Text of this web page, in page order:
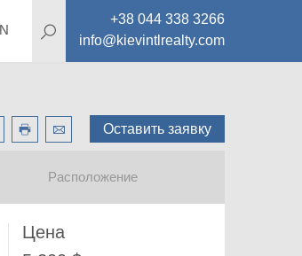
+38 044 338 3266
info@kievintlrealty.com
Оставить заявку
Расположение
Цена